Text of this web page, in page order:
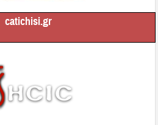
catichisi.gr